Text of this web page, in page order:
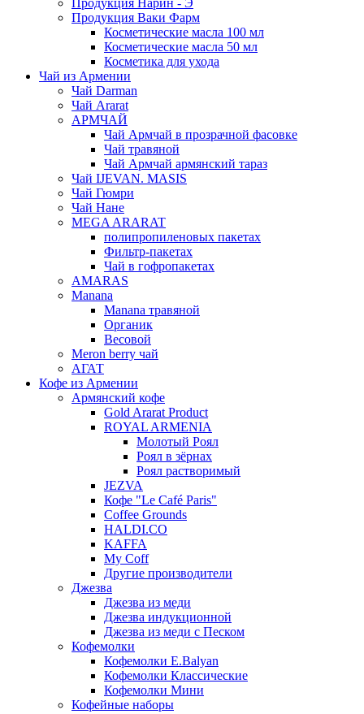
Продукция Нарин - Э
Продукция Ваки Фарм
Косметические масла 100 мл
Косметические масла 50 мл
Косметика для ухода
Чай из Армении
Чай Darman
Чай Ararat
АРМЧАЙ
Чай Армчай в прозрачной фасовке
Чай травяной
Чай Армчай армянский тараз
Чай IJEVAN. MASIS
Чай Гюмри
Чай Нане
MEGA ARARAT
полипропиленовых пакетах
Фильтр-пакетах
Чай в гофропакетах
AMARAS
Manana
Manana травяной
Органик
Весовой
Meron berry чай
АГАТ
Кофе из Армении
Армянский кофе
Gold Ararat Product
ROYAL ARMENIA
Молотый Роял
Роял в зёрнах
Роял растворимый
JEZVA
Кофе "Le Café Paris"
Coffee Grounds
HALDI.CO
KAFFA
My Coff
Другие производители
Джезва
Джезва из меди
Джезва индукционной
Джезва из меди с Песком
Кофемолки
Кофемолки E.Balyan
Кофемолки Классические
Кофемолки Мини
Кофейные наборы